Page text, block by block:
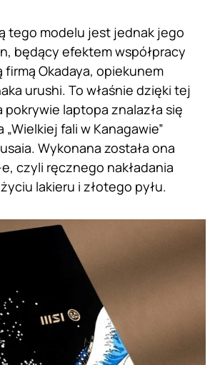
tego modelu jest jednak jego
będący efektem współpracy
firmą Okadaya, opiekunem
urushi. To właśnie dzięki tej
pokrywie laptopa znalazła się
fali w Kanagawie”
Wykonana została ona
czyli ręcznego nakładania
lakieru i złotego pyłu.